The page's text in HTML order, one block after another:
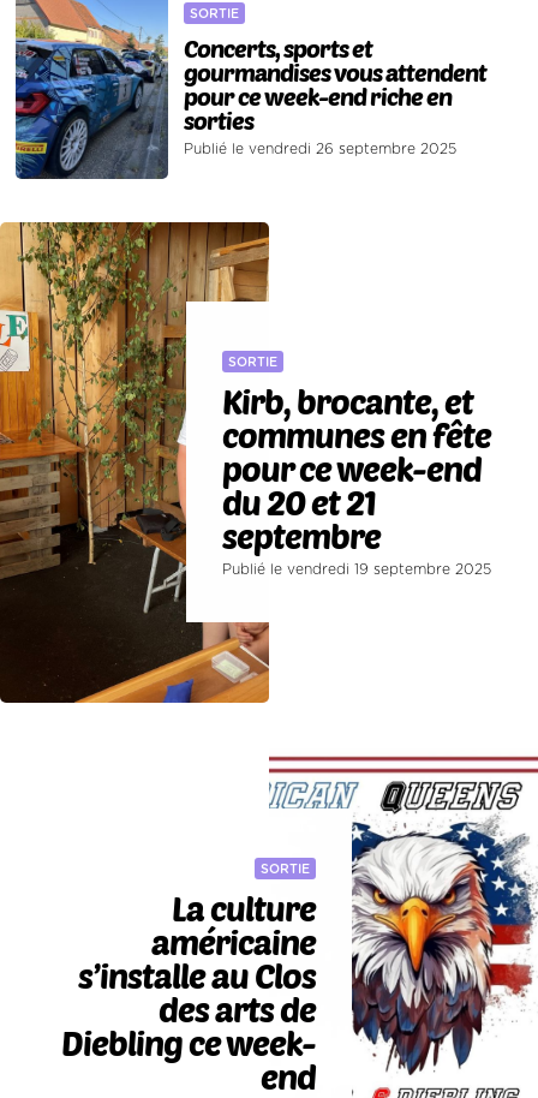
SORTIE
Concerts, sports et
gourmandises vous attendent
pour ce week-end riche en
sorties
Publié le vendredi 26 septembre 2025
SORTIE
Kirb, brocante, et
communes en fête
pour ce week-end
du 20 et 21
septembre
Publié le vendredi 19 septembre 2025
SORTIE
La culture
américaine
s’installe au Clos
des arts de
Diebling ce week-
end